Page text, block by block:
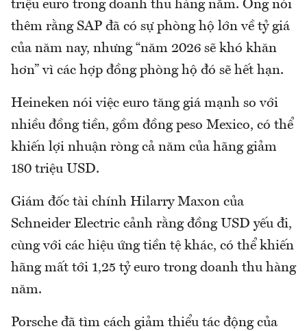
triệu euro trong doanh thu hàng năm. Ông nói
thêm rằng SAP đã có sự phòng hộ lớn về tỷ giá
của năm nay, nhưng “năm 2026 sẽ khó khăn
hơn” vì các hợp đồng phòng hộ đó sẽ hết hạn.
Heineken nói việc euro tăng giá mạnh so với
nhiều đồng tiền, gồm đồng peso Mexico, có thể
khiến lợi nhuận ròng cả năm của hãng giảm
180 triệu USD.
Giám đốc tài chính Hilarry Maxon của
Schneider Electric cảnh rằng đồng USD yếu đi,
cùng với các hiệu ứng tiền tệ khác, có thể khiến
hãng mất tới 1,25 tỷ euro trong doanh thu hàng
năm.
Porsche đã tìm cách giảm thiểu tác động của